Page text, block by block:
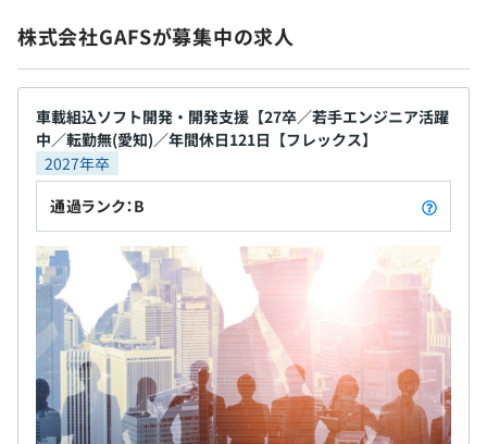
PM略歴
大学卒業後、アジア人材と日本の大手メーカを繋ぐ人材
派遣会社に入社し、日本の大手自動車メーカ子会社に出
向。
・車載ソフト各種開発（言語：C、担当フェーズ：詳細
設計、実装、単体検査設計、結合検査設計）
・開発支援ツール開発（言語：C++,C#,Java,VBA、担当
フェーズ：企画、PM、基本設計、詳細設計、実装）
これらの実績を現GAFS代表から高く評価され、GAFS設
立メンバーとなる。
GAFS入社後は、主にプロジェクトマネジメントや顧客
向けの技術コンサルティングを担当。
無期雇用
最大6カ月
株式会社GAFSが募集中の求人
車載組込ソフト開発・開発支援【27卒／若手エンジニア活躍
中／転勤無(愛知)／年間休日121日【フレックス】
2027年卒
通過ランク：B